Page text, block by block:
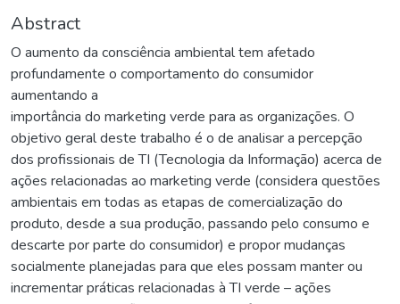
Abstract
O aumento da consciência ambiental tem afetado
profundamente o comportamento do consumidor
aumentando a
importância do marketing verde para as organizações. O
objetivo geral deste trabalho é o de analisar a percepção
dos profissionais de TI (Tecnologia da Informação) acerca de
ações relacionadas ao marketing verde (considera questões
ambientais em todas as etapas de comercialização do
produto, desde a sua produção, passando pelo consumo e
descarte por parte do consumidor) e propor mudanças
socialmente planejadas para que eles possam manter ou
incrementar práticas relacionadas à TI verde – ações